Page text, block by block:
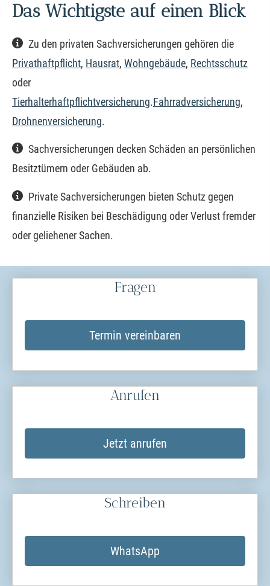
Das Wichtigste auf einen Blick
Zu den privaten Sachversicherungen gehören die
Privathaftpflicht, Hausrat, Wohngebäude, Rechtsschutz
oder
Tierhalterhaftpflichtversicherung.Fahrradversicherung,
Drohnenversicherung.
Sachversicherungen decken Schäden an persönlichen
Besitztümern oder Gebäuden ab.
Private Sachversicherungen bieten Schutz gegen
finanzielle Risiken bei Beschädigung oder Verlust fremder
oder geliehener Sachen.
Fragen
Termin ver­ein­baren
Anrufen
Jetzt anrufen
Schreiben
WhatsApp